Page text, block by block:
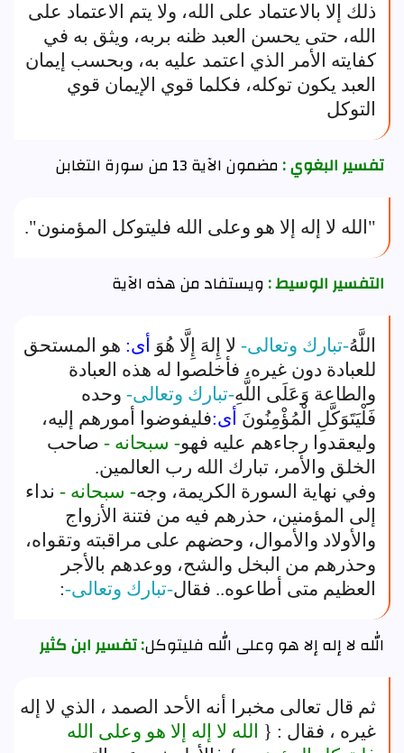
ذلك إلا بالاعتماد على الله، ولا يتم الاعتماد على
الله، حتى يحسن العبد ظنه بربه، ويثق به في
كفايته الأمر الذي اعتمد عليه به، وبحسب إيمان
العبد يكون توكله، فكلما قوي الإيمان قوي
التوكل
تفسير البغوي :مضمون الآية 13 من سورة التغابن
"الله لا إله إلا هو وعلى الله فليتوكل المؤمنون".
التفسير الوسيط :ويستفاد من هذه الآية
اللَّهُ-تبارك وتعالى- لا إِلهَ إِلَّا هُوَ أى: هو المستحق
للعبادة دون غيره، فأخلصوا له هذه العبادة
والطاعة وَعَلَى اللَّهِ-تبارك وتعالى- وحده
فَلْيَتَوَكَّلِ الْمُؤْمِنُونَ أى:فليفوضوا أمورهم إليه،
وليعقدوا رجاءهم عليه فهو- سبحانه - صاحب
الخلق والأمر، تبارك الله رب العالمين.
وفي نهاية السورة الكريمة، وجه- سبحانه - نداء
إلى المؤمنين، حذرهم فيه من فتنة الأزواج
والأولاد والأموال، وحضهم على مراقبته وتقواه،
وحذرهم من البخل والشح، ووعدهم بالأجر
العظيم متى أطاعوه.. فقال-تبارك وتعالى-:
الله لا إله إلا هو وعلى الله فليتوكل: تفسير ابن كثير
ثم قال تعالى مخبرا أنه الأحد الصمد ، الذي لا إله
غيره ، فقال : { الله لا إله إلا هو وعلى الله